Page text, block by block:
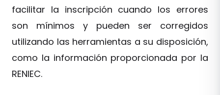
facilitar la inscripción cuando los errores
son mínimos y pueden ser corregidos
utilizando las herramientas a su disposición,
como la información proporcionada por la
RENIEC.